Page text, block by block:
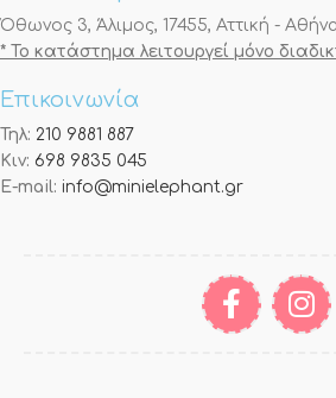
Όθωνος 3, Άλιμος, 17455, Αττική -
* Το κατάστημα λειτουργεί μόνο
Επικοινωνία
Τηλ: 210 9881 887
Κιν: 698 9835 045
E-mail: info@minielephant.gr